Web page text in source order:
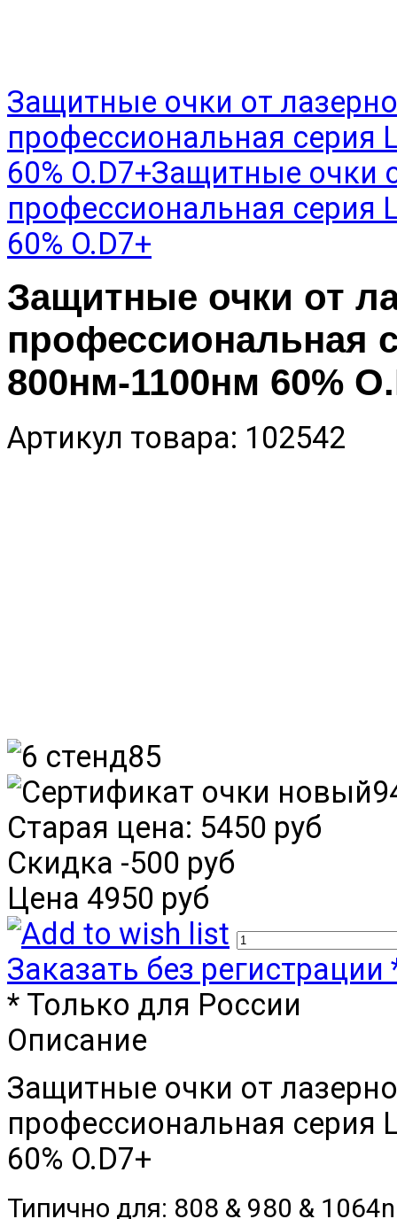
Защитные очки от
профессиональная серия
60% O.D7+Защитные очки
профессиональная серия
60% O.D7+
Защитные очки от
профессиональная
800нм-1100нм 60%
Артикул товара: 102542
Старая цена: 5450 руб
Скидка -500 руб
Цена 4950 руб
Заказать без регистрации
* Только для России
Описание
Защитные очки от
профессиональная серия
60% O.D7+
Типично для: 808 & 980 &